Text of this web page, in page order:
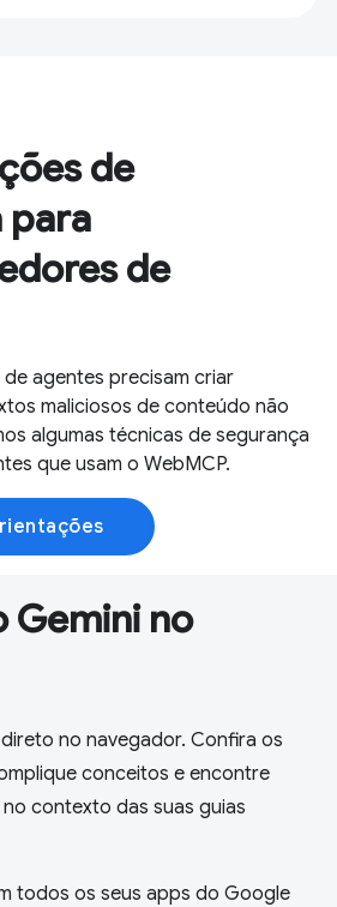
de
para
de
agentes precisam criar
maliciosos de conteúdo não
algumas técnicas de segurança
que usam o WebMCP.
Gemini no
no navegador. Confira os
conceitos e encontre
contexto das suas guias
todos os seus apps do Google